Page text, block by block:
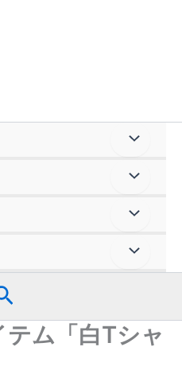
ム「白Tシャ